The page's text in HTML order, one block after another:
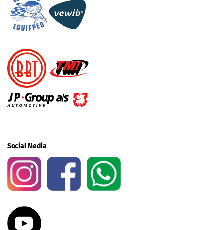
Social Media